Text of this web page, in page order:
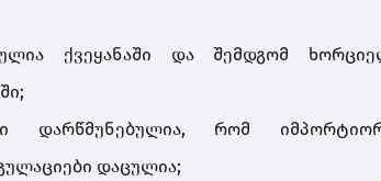
ქვეყანაში და შემდგომ
;
დარწმუნებულია, რომ
დაცულია;